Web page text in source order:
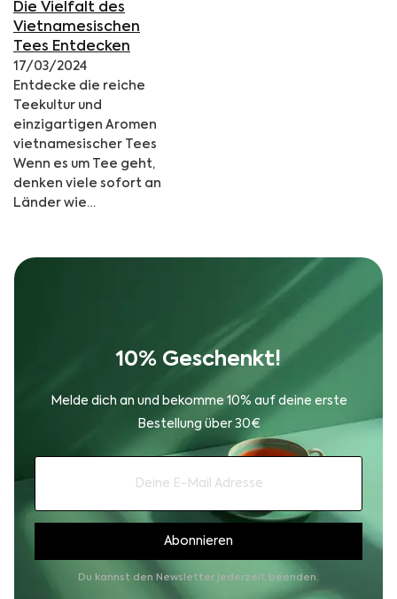
Die Vielfalt des
Vietnamesischen
Tees Entdecken
17/03/2024
Entdecke die reiche
Teekultur und
einzigartigen Aromen
vietnamesischer Tees
Wenn es um Tee geht,
denken viele sofort an
Länder wie…
10% Geschenkt!
Melde dich an und bekomme 10% auf deine erste
Bestellung über 30€
Du kannst den Newsletter jederzeit beenden.